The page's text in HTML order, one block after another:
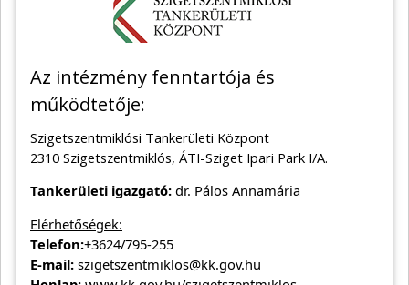
Az intézmény fenntartója és
működtetője:
Szigetszentmiklósi Tankerületi Központ
2310 Szigetszentmiklós, ÁTI-Sziget Ipari Park I/A.
Tankerületi igazgató: dr. Pálos Annamária
Elérhetőségek:
Telefon:+3624/795-255
E-mail: szigetszentmiklos@kk.gov.hu